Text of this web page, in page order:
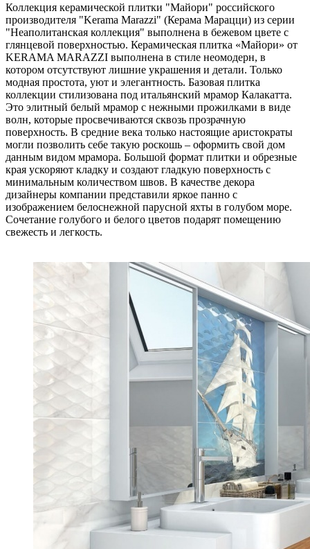
Коллекция керамической плитки "Майори" российского
производителя "Kerama Marazzi" (Керама Марацци) из серии
"Неаполитанская коллекция" выполнена в бежевом цвете с
глянцевой поверхностью. Керамическая плитка «Майори» от
KERAMA MARAZZI выполнена в стиле неомодерн, в
котором отсутствуют лишние украшения и детали. Только
модная простота, уют и элегантность. Базовая плитка
коллекции стилизована под итальянский мрамор Калакатта.
Это элитный белый мрамор с нежными прожилками в виде
волн, которые просвечиваются сквозь прозрачную
поверхность. В средние века только настоящие аристократы
могли позволить себе такую роскошь – оформить свой дом
данным видом мрамора. Большой формат плитки и обрезные
края ускоряют кладку и создают гладкую поверхность с
минимальным количеством швов. В качестве декора
дизайнеры компании представили яркое панно с
изображением белоснежной парусной яхты в голубом море.
Сочетание голубого и белого цветов подарят помещению
свежесть и легкость.